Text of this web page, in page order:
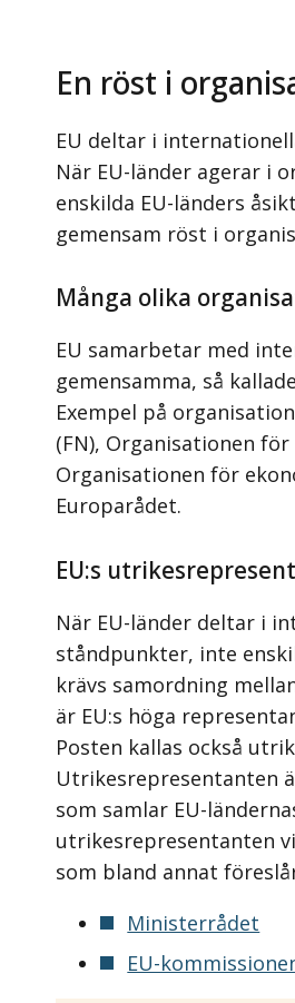
En röst i
EU deltar i
När EU-länder agerar i
enskilda EU-länders
gemensam röst i
Många olika
EU samarbetar med
gemensamma, så
Exempel på
(FN), Organisationen för
Organisationen för
Europarådet.
EU:s
När EU-länder deltar i
ståndpunkter, inte
krävs samordning
är EU:s höga
Posten kallas också
Utrikesrepresentanten
som samlar EU-
utrikesrepresentanten
som bland annat
Ministerrådet
EU-